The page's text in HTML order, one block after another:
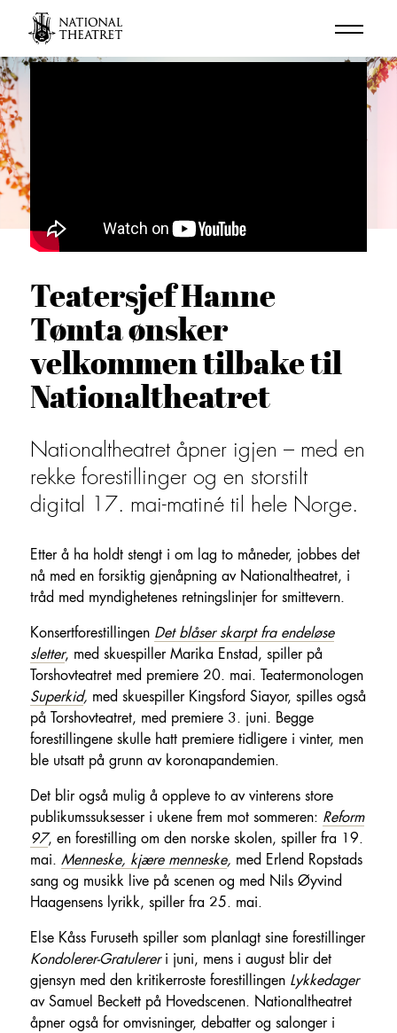
Teatersjef Hanne
Tømta ønsker
velkommen tilbake til
Nationaltheatret
Nationaltheatret åpner igjen – med en
rekke forestillinger og en storstilt
digital 17. mai-matiné til hele Norge.
Etter å ha holdt stengt i om lag to måneder, jobbes det
nå med en forsiktig gjenåpning av Nationaltheatret, i
tråd med myndighetenes retningslinjer for smittevern.
Konsertforestillingen Det blåser skarpt fra endeløse
sletter, med skuespiller Marika Enstad, spiller på
Torshovteatret med premiere 20. mai. Teatermonologen
Superkid, med skuespiller Kingsford Siayor, spilles også
på Torshovteatret, med premiere 3. juni. Begge
forestillingene skulle hatt premiere tidligere i vinter, men
ble utsatt på grunn av koronapandemien.
Det blir også mulig å oppleve to av vinterens store
publikumssuksesser i ukene frem mot sommeren: Reform
97, en forestilling om den norske skolen, spiller fra 19.
mai. Menneske, kjære menneske, med Erlend Ropstads
sang og musikk live på scenen og med Nils Øyvind
Haagensens lyrikk, spiller fra 25. mai.
Else Kåss Furuseth spiller som planlagt sine forestillinger
Kondolerer-Gratulereri juni, mens i august blir det
gjensyn med den kritikerroste forestillingen Lykkedager
av Samuel Beckett på Hovedscenen. Nationaltheatret
åpner også for omvisninger, debatter og salonger i